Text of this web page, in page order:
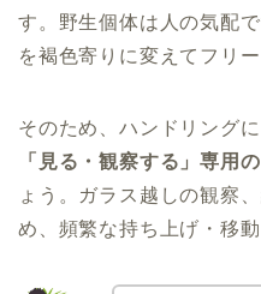
す。野生個体は人の気配
を褐色寄りに変えてフリー
そのため、ハンドリング
「見る・観察する」専用
ょう。ガラス越しの観察
め、頻繁な持ち上げ・移